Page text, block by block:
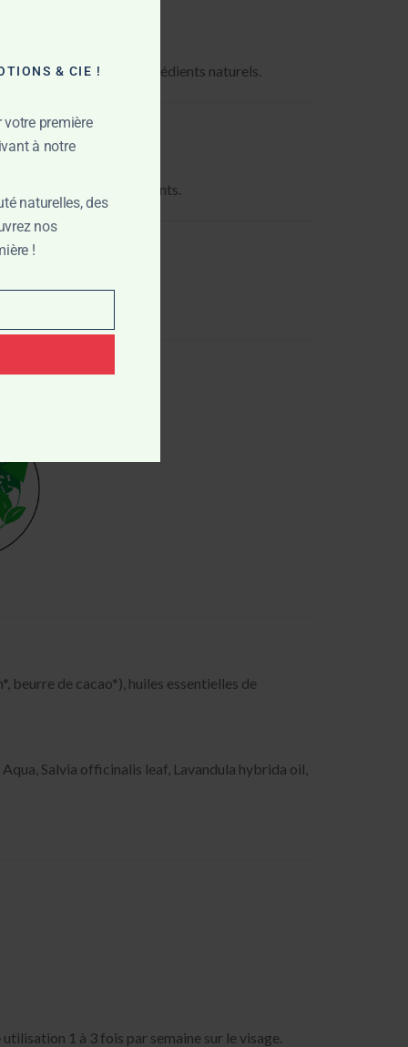
les propriétés des ingrédients naturels.
minéraux et effets purifiants.
sans tiraillement.
beurre de cacao*), huiles essentielles de
Salvia officinalis leaf, Lavandula hybrida oil,
1 à 3 fois par semaine sur le visage.
& CIE !
première
à notre
naturelles, des
nos
!